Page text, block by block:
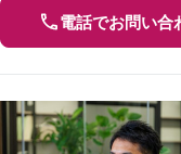
電話でお問い合